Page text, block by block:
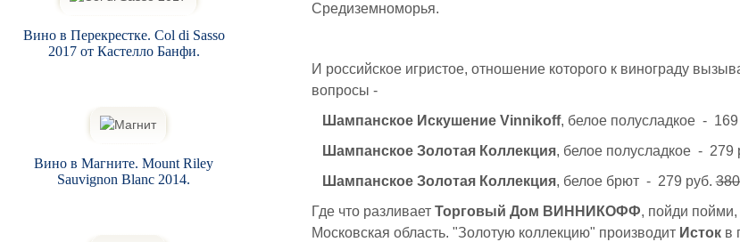
Средиземноморья.
И российское игристое, отношение которого к винограду
вопросы -
Шампанское Искушение Vinnikoff, белое полусладкое -
Шампанское Золотая Коллекция, белое полусладкое -
Шампанское Золотая Коллекция, белое брют - 279 руб.
Где что разливает Торговый Дом ВИННИКОФФ, пойди
Московская область. "Золотую коллекцию" производит Истокв
Вино в Перекрестке. Col di Sasso
2017 от Кастелло Банфи.
Вино в Магните. Mount Riley
Sauvignon Blanc 2014.